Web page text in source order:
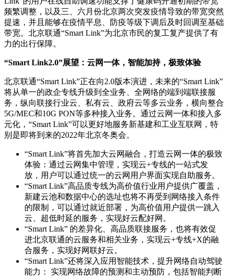
频繁调整，以及三、六月份北京两次突发疫情导致的带宽突然
提速，并且能够在疫情平息、防疫等级下调后及时回调至基础
带宽。北京联通“Smart Link”为北京市民的复工复产提供了有
力的出行保障。
“Smart Link2.0”展望：云网一体，智能加持，极致体验
北京联通“Smart Link”正在向2.0版本演进，未来的“Smart Link”
将从单一的政企专线升级到全业务、全网络的端到端联接服
务，纵向联接行业云、私有云、政府云等多云业务，横向整合
5G/MEC和10G PON等多种接入业务。通过云网一体和接入多
元化，“Smart Link”可以更好地服务新基建和工业互联网，特
别是即将到来的2022年北京冬奥会。
“Smart Link”将首先加大云网融合，打造云网一体的极致
体验：通过云网集中管理，实现云+专线的一站式发
放，用户可以通过统一的云网用户界面实现自助服务。
“Smart Link”高品质专线为高价值行业用户提供广覆盖，
新建云池和数据中心的选址也将不再受到网络接入条件
的限制，可以通过就近部署，为高价值用户提供一跳入
云、超低时延的服务，实现好云配好网。
“Smart Link” 的差异化、高品质联接服务，也将有效促
进北京联通的云服务和相关业务，实现云+专线+X的融
合服务，实现好网联好云。
“Smart Link”还将深入应用智能技术，提升网络自动驾驶
能力： 实现网络故障的预测和主动预防，包括智能判断